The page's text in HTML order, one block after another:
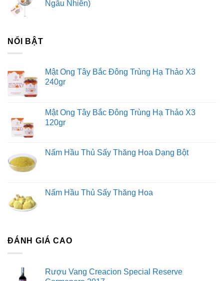
Ngẫu Nhiên)
NỔI BẬT
Mật Ong Tây Bắc Đông Trùng Hạ Thảo X3
240gr
Mật Ong Tây Bắc Đông Trùng Hạ Thảo X3
120gr
Nấm Hầu Thủ Sấy Thăng Hoa Dạng Bột
Nấm Hầu Thủ Sấy Thăng Hoa
ĐÁNH GIÁ CAO
Rượu Vang Creacion Special Reserve